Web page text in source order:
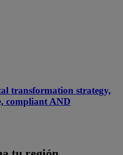
transformation strategy,
compliant AND